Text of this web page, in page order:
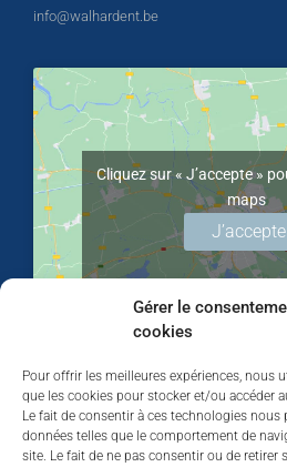
Gérer le
cookies
Pour offrir les meilleures expériences, nous
que les cookies pour stocker et/ou accéder
Le fait de consentir à ces technologies nous
données telles que le comportement de
site. Le fait de ne pas consentir ou de retirer
info@walhardent.be
Cliquez sur « J’accepte »
maps
J’accepte